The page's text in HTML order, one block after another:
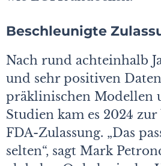
Beschleunigte
Nach rund achteinhalb
und sehr positiven
präklinischen Modellen
Studien kam es 2024
FDA-Zulassung. „Das
selten“, sagt Mark